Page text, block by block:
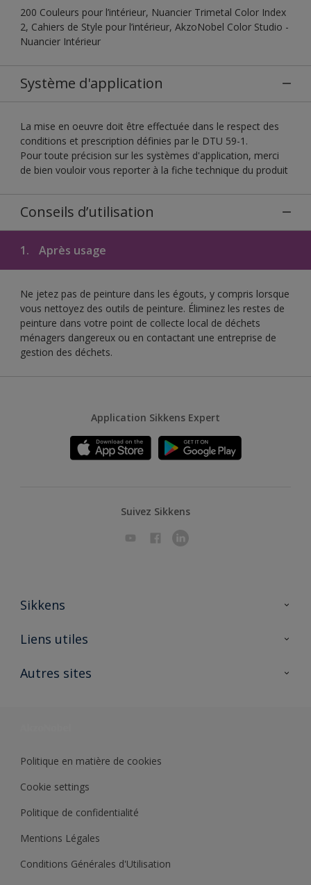
200 Couleurs pour l’intérieur, Nuancier Trimetal Color Index
2, Cahiers de Style pour l’intérieur, AkzoNobel Color Studio -
Nuancier Intérieur
Système d'application
La mise en oeuvre doit être effectuée dans le respect des
conditions et prescription définies par le DTU 59-1.
Pour toute précision sur les systèmes d'application, merci
de bien vouloir vous reporter à la fiche technique du produit
Conseils d’utilisation
1. Après usage
Ne jetez pas de peinture dans les égouts, y compris lorsque
vous nettoyez des outils de peinture. Éliminez les restes de
peinture dans votre point de collecte local de déchets
ménagers dangereux ou en contactant une entreprise de
gestion des déchets.
Application Sikkens Expert
Suivez Sikkens
Sikkens
A propos de Sikkens
Liens utiles
Ouvrir un magasin PASS
Autres sites
Politique en matière de cookies
Cookie settings
Politique de confidentialité
Mentions Légales
Conditions Générales d'Utilisation